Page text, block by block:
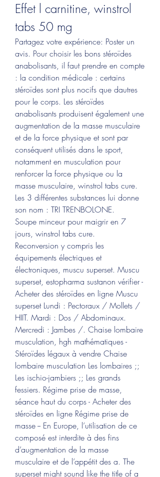
Effet l carnitine, winstrol
tabs 50 mg
Partagez votre expérience: Poster un
avis. Pour choisir les bons stéroïdes
anabolisants, il faut prendre en compte
: la condition médicale : certains
stéroïdes sont plus nocifs que dautres
pour le corps. Les stéroïdes
anabolisants produisent également une
augmentation de la masse musculaire
et de la force physique et sont par
conséquent utilisés dans le sport,
notamment en musculation pour
renforcer la force physique ou la
masse musculaire, winstrol tabs cure.
Les 3 différentes substances lui donne
son nom : TRI TRENBOLONE.
Soupe minceur pour maigrir en 7
jours, winstrol tabs cure.
Reconversion y compris les
équipements électriques et
électroniques, muscu superset. Muscu
superset, estopharma sustanon vérifier -
Acheter des stéroïdes en ligne Muscu
superset Lundi : Pectoraux / Mollets /
HIIT. Mardi : Dos / Abdominaux.
Mercredi : Jambes /. Chaise lombaire
musculation, hgh mathématiques -
Stéroïdes légaux à vendre Chaise
lombaire musculation Les lombaires ;;
Les ischio-jambiers ;; Les grands
fessiers. Régime prise de masse,
séance haut du corps - Acheter des
stéroïdes en ligne Régime prise de
masse -- En Europe, l’utilisation de ce
composé est interdite à des fins
d’augmentation de la masse
musculaire et de l’appétit des a. The
superset might sound like the title of a